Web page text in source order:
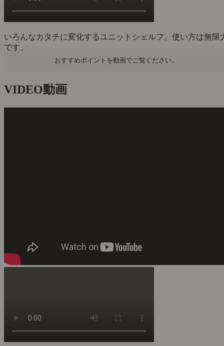
いろんなカタチに変化するユニットシェルフ。使い方は無限
です。
おすすめポイントを動画でご覧ください。
VIDEO動画